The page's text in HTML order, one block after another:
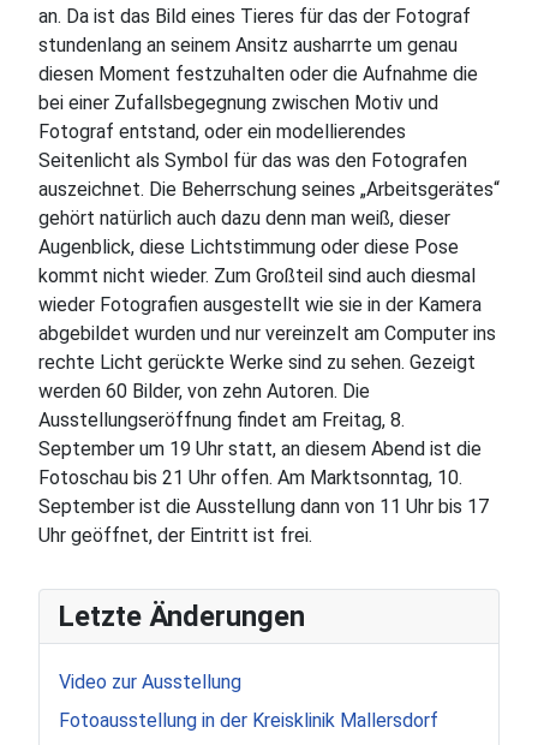
an. Da ist das Bild eines Tieres für das der Fotograf
stundenlang an seinem Ansitz ausharrte um genau
diesen Moment festzuhalten oder die Aufnahme die
bei einer Zufallsbegegnung zwischen Motiv und
Fotograf entstand, oder ein modellierendes
Seitenlicht als Symbol für das was den Fotografen
auszeichnet. Die Beherrschung seines „Arbeitsgerätes“
gehört natürlich auch dazu denn man weiß, dieser
Augenblick, diese Lichtstimmung oder diese Pose
kommt nicht wieder. Zum Großteil sind auch diesmal
wieder Fotografien ausgestellt wie sie in der Kamera
abgebildet wurden und nur vereinzelt am Computer ins
rechte Licht gerückte Werke sind zu sehen. Gezeigt
werden 60 Bilder, von zehn Autoren. Die
Ausstellungseröffnung findet am Freitag, 8.
September um 19 Uhr statt, an diesem Abend ist die
Fotoschau bis 21 Uhr offen. Am Marktsonntag, 10.
September ist die Ausstellung dann von 11 Uhr bis 17
Uhr geöffnet, der Eintritt ist frei.
Letzte Änderungen
Video zur Ausstellung
Fotoausstellung in der Kreisklinik Mallersdorf